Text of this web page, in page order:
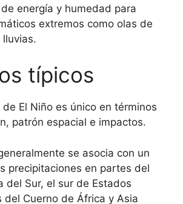
energía y humedad para
extremos como olas de
típicos
El Niño es único en términos
patrón espacial e impactos.
se asocia con un
precipitaciones en partes del
del Sur, el sur de Estados
del Cuerno de África y Asia